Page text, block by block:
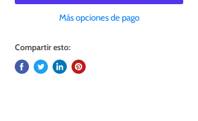
Más opciones de pago
Compartir esto: